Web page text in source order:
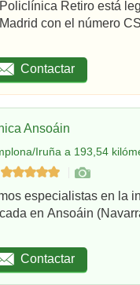
Retiro está
con el número
Contactar
Ansoáin
Iruña a 193,54
especialistas en la
en Ansoáin
Contactar